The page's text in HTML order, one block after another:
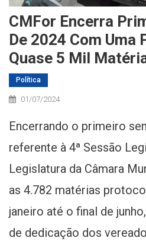
CMFor Encerra
De 2024 Com Uma
Quase 5 Mil
Política
01/07/2024
Encerrando o primeiro
referente à 4ª Sessão
Legislatura da Câmara
as 4.782 matérias
janeiro até o final de
de dedicação dos